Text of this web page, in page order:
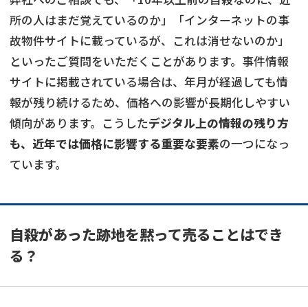
所の人はまだ覚えているのか」「インターネットの事
故物件サイトに載っているが、これは消せないのか」
といったご質問をいただくことがあります。事件情報
サイトに掲載されている場合は、年月が経過しても情
報が残り続けるため、価格への影響が長期化しやすい
傾向があります。こうしたデジタル上の情報の残り方
も、近年では価格に影響する重要な要素の一つになっ
ています。
自殺があった跡地を黙って売ることはでき
る？